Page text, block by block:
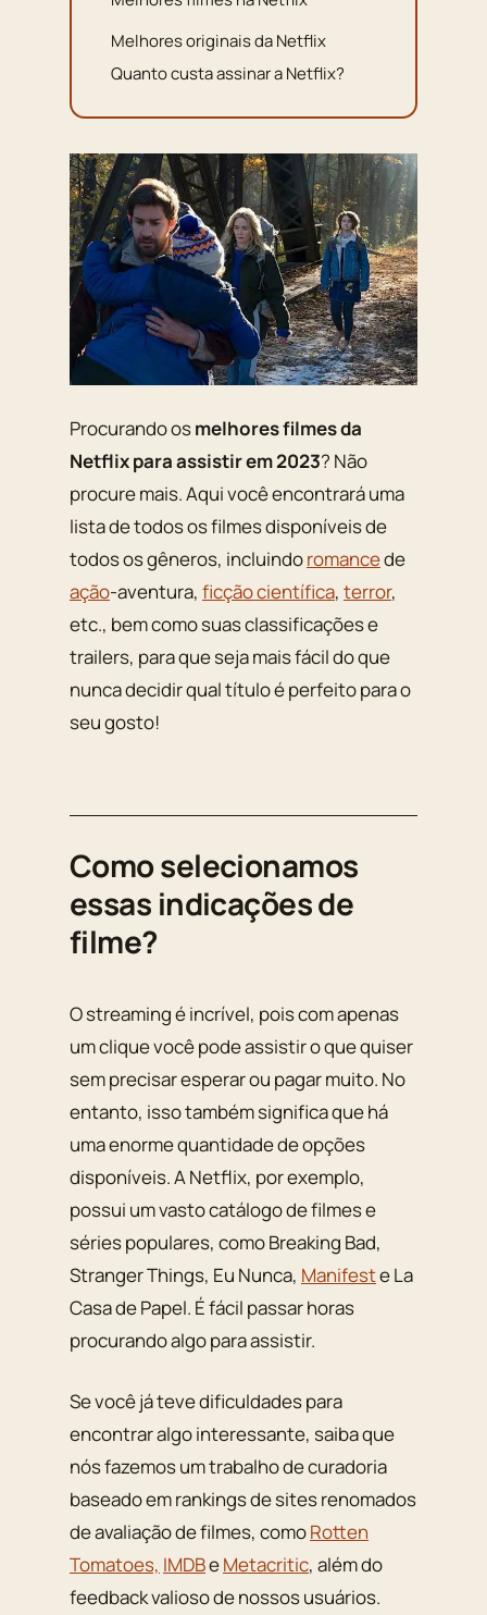
Melhores originais da Netflix
Quanto custa assinar a Netflix?
Procurando osmelhores filmes da
Netflix para assistir em 2023? Não
procure mais. Aqui você encontrará uma
lista de todos os filmes disponíveis de
todos os gêneros, incluindoromancede
ação-aventura, ficção científica, terror,
etc., bem como suas classificações e
trailers, para que seja mais fácil do que
nunca decidir qual título é perfeito para o
seu gosto!
Como selecionamos
essas indicações de
filme?
O streaming é incrível, pois com apenas
um clique você pode assistir o que quiser
sem precisar esperar ou pagar muito. No
entanto, isso também significa que há
uma enorme quantidade de opções
disponíveis. A Netflix, por exemplo,
possui um vasto catálogo de filmes e
séries populares, como Breaking Bad,
Stranger Things, Eu Nunca, Manifeste La
Casa de Papel. É fácil passar horas
procurando algo para assistir.
Se você já teve dificuldades para
encontrar algo interessante, saiba que
nós fazemos um trabalho de curadoria
baseado em rankings de sites renomados
de avaliação de filmes, comoRotten
Tomatoes, IMDBeMetacritic, além do
feedback valioso de nossos usuários.